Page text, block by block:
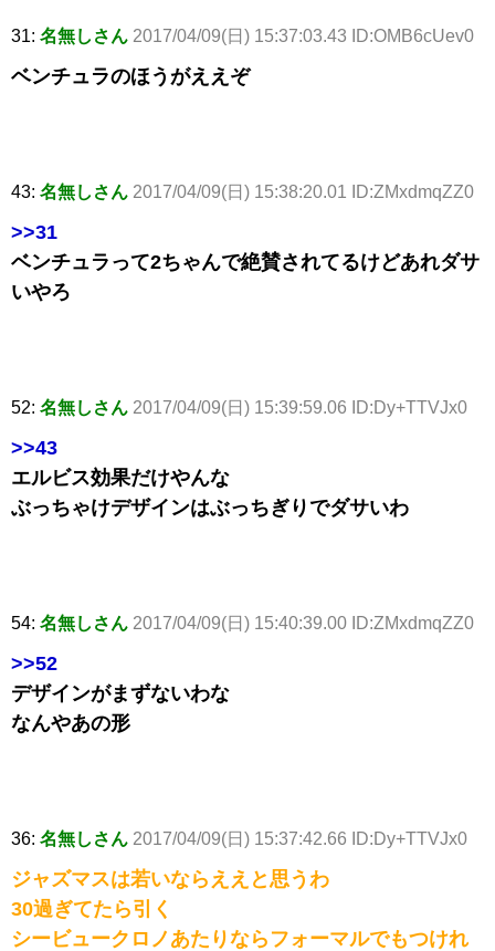
31: 名無しさん 2017/04/09(日) 15:37:03.43 ID:OMB6cUev0
ベンチュラのほうがええぞ
43: 名無しさん 2017/04/09(日) 15:38:20.01 ID:ZMxdmqZZ0
>>31
ベンチュラって2ちゃんで絶賛されてるけどあれダサ
いやろ
52: 名無しさん 2017/04/09(日) 15:39:59.06 ID:Dy+TTVJx0
>>43
エルビス効果だけやんな
ぶっちゃけデザインはぶっちぎりでダサいわ
54: 名無しさん 2017/04/09(日) 15:40:39.00 ID:ZMxdmqZZ0
>>52
デザインがまずないわな
なんやあの形
36: 名無しさん 2017/04/09(日) 15:37:42.66 ID:Dy+TTVJx0
ジャズマスは若いならええと思うわ
30過ぎてたら引く
シービュークロノあたりならフォーマルでもつけれ